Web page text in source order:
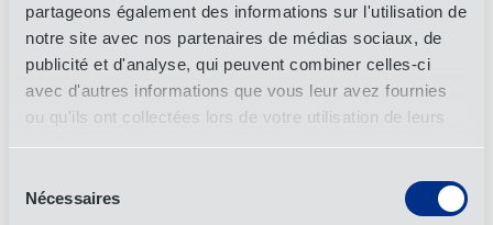
partageons également des informations sur l'utilisation de
notre site avec nos partenaires de médias sociaux, de
publicité et d'analyse, qui peuvent combiner celles-ci
avec d'autres informations que vous leur avez fournies
ou qu'ils ont collectées lors de votre utilisation de leurs
services.
Nécessaires
Thermo Fisher Scientific Names OIA Korea
Best Service Provider of 2023
26 mars 2024